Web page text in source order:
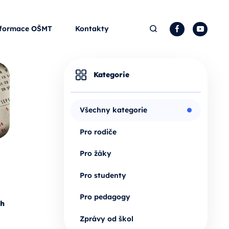
OŠMT Kontakty Hledat Facebook
Kategorie
Všechny kategorie
Pro rodiče
Pro žáky
Pro studenty
Pro pedagogy
Zprávy od škol